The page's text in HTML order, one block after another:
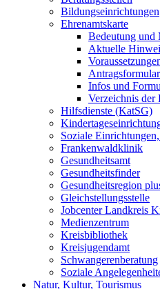
Bildungseinrichtungen
Ehrenamtskarte
Bedeutung und
Aktuelle
Infos und
Verzeichnis der
Hilfsdienste (KatSG)
Soziale
Frankenwaldklinik
Gesundheitsamt
Gesundheitsfinder
Gesundheitsregion
Gleichstellungsstelle
Jobcenter Landkreis
Medienzentrum
Kreisbibliothek
Kreisjugendamt
Schwangerenberatung
Soziale
Natur, Kultur, Tourismus